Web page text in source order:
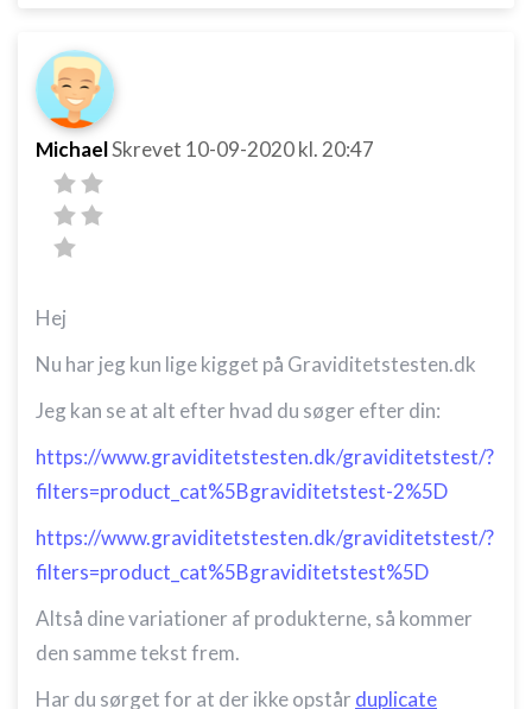
MichaelSkrevet 10-09-2020kl. 20:47
Hej
Nu har jeg kun lige kigget på Graviditetstesten.dk
Jeg kan se at alt efter hvad du søger efter din:
https://www.graviditetstesten.dk/graviditetstest/?
filters=product_cat%5Bgraviditetstest-2%5D
https://www.graviditetstesten.dk/graviditetstest/?
filters=product_cat%5Bgraviditetstest%5D
Altså dine variationer af produkterne, så kommer
den samme tekst frem.
Har du sørget for at der ikke opstår duplicate